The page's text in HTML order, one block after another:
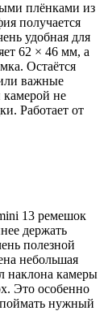
плёнками из
получается
удобная для
62 × 46 мм, а
Остаётся
важные
камерой не
Работает от
13 ремешок
держать
полезной
небольшая
наклона камеры
Это особенно
поймать нужный